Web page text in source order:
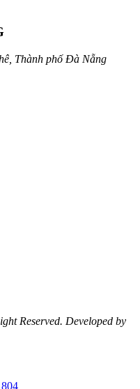
Thành phố Đà Nẵng
Reserved. Developed by